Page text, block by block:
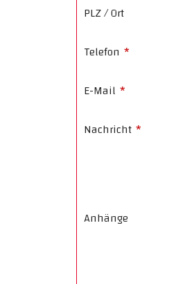
PLZ / Ort
Telefon *
E-Mail *
Nachricht *
Anhänge